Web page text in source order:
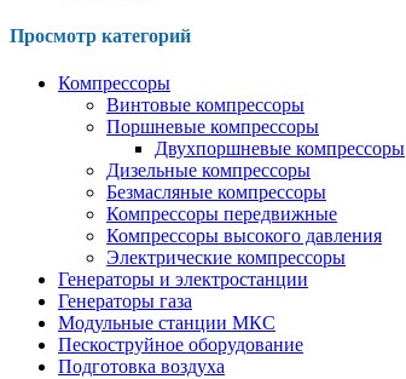
Просмотр категорий
Компрессоры
Винтовые компрессоры
Поршневые компрессоры
Двухпоршневые компрессоры
Дизельные компрессоры
Безмасляные компрессоры
Компрессоры передвижные
Компрессоры высокого давления
Электрические компрессоры
Генераторы и электростанции
Генераторы газа
Модульные станции МКС
Пескоструйное оборудование
Подготовка воздуха